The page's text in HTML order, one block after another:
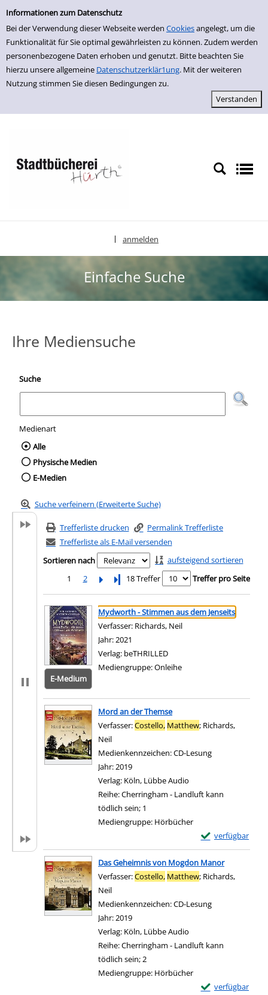
Einfache Suche
Informationen zum Datenschutz
Bei der Verwendung dieser Webseite werden Cookiesangelegt, um die
Funktionalität für Sie optimal gewährleisten zu können. Zudem werden
personenbezogene Daten erhoben und genutzt. Bitte beachten Sie
hierzu unsere allgemeine Datenschutzerklär1ung. Mit der weiteren
Nutzung stimmen Sie diesen Bedingungen zu.
zur Navigation springen
zum Inhalt springen
Zu den Suchfiltern springen
Zur Trefferliste springen
anmelden
Einfache Suche
Ihre Mediensuche
Suche
Medienart
Wählen Sie die Medienart nach der Sie
Alle
Physische Medien
E-Medien
Suche verfeinern (Erweiterte Suche)
Trefferliste drucken
Permalink Trefferliste
Trefferliste als E-Mail versenden
Sortieren nach
aufsteigend sortieren
1
2 Letzte Seite
18 Treffer Treffer pro Seite
Suchergebnis
Zu den Suchfiltern springen
E-Medium
Mydworth - Stimmen aus dem Jenseits
Verfasser: Richards, Neil
Jahr:2021
Verlag: beTHRILLED
Mediengruppe:Onleihe
Mord an der Themse
Verfasser:Costello, Matthew; Richards,
Neil
Medienkennzeichen:CD-Lesung
Jahr:2019
Verlag: Köln, Lübbe Audio
Reihe:Cherringham - Landluft kann
tödlich sein; 1
Mediengruppe: Hörbücher
verfügbar
Exemplar-Details
Zum Download
Das Geheimnis von Mogdon Manor
Verfasser:Costello, Matthew; Richards,
Neil
Medienkennzeichen:CD-Lesung
Jahr:2019
Verlag: Köln, Lübbe Audio
Reihe:Cherringham - Landluft kann
tödlich sein; 2
Mediengruppe: Hörbücher
verfügbar
Exemplar-